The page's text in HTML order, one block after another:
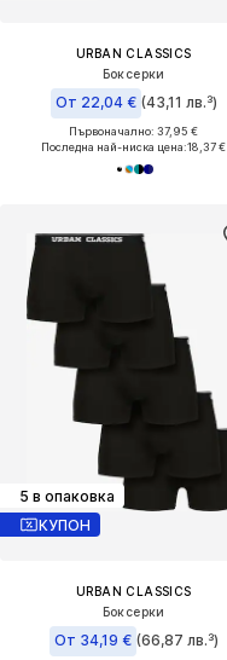
URBAN CLASSICS
Боксерки
От 22,04 € (43,11 лв.³)
Първоначално: 37,95 €
Последна най-ниска цена:18,37 €
5 в опаковка
КУПОН
URBAN CLASSICS
Боксерки
От 34,19 € (66,87 лв.³)